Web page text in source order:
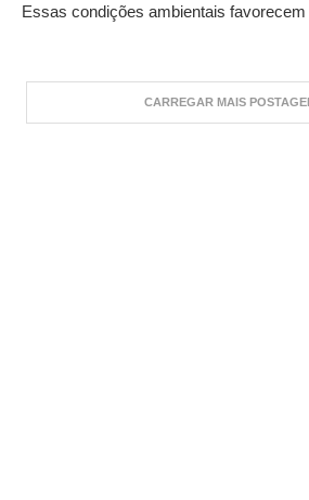
Essas condições ambientais
CARREGAR MAIS